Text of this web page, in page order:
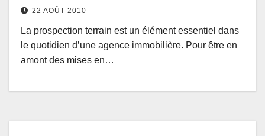
22 AOÛT 2010
La prospection terrain est un élément essentiel dans
le quotidien d’une agence immobilière. Pour être en
amont des mises en…